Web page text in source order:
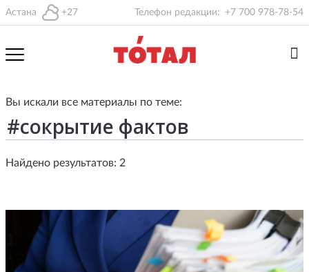
Астана +27 Телефон редакции: +7 700 978-78-54
Вы искали все материалы по теме:
Найдено результатов: 2